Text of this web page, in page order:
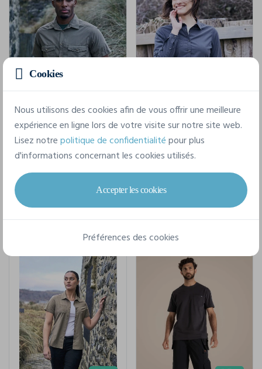
Eco
Expert Kiwi Short Sleeved Shirt
S - 3XL
Eco
Cookies
Nous utilisons des cookies afin de vous offrir une meilleure
expérience en ligne lors de votre visite sur notre site web.
Lisez notrepolitique de confidentialitépour plus
d'informations concernant les cookies utilisés.
Accepter les cookies
Préférences des cookies